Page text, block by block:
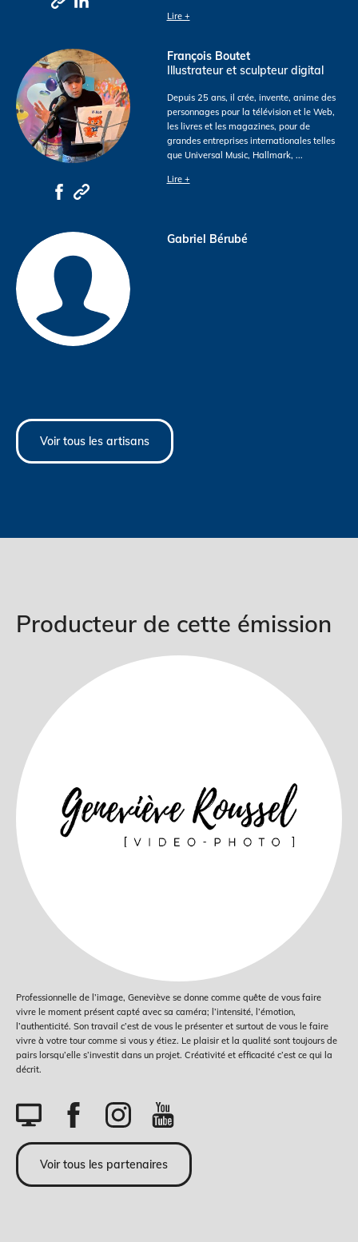
Voir tous les artisans
Lire +
François Boutet
Illustrateur et sculpteur digital
Depuis 25 ans, il crée, invente, anime des
personnages pour la télévision et le Web,
les livres et les magazines, pour de
grandes entreprises internationales telles
que Universal Music, Hallmark, ...
Lire +
Gabriel Bérubé
Producteur de cette émission
Professionnelle de l’image, Geneviève se donne comme quête de vous faire
vivre le moment présent capté avec sa caméra; l’intensité, l’émotion,
l’authenticité. Son travail c’est de vous le présenter et surtout de vous le faire
vivre à votre tour comme si vous y étiez. Le plaisir et la qualité sont toujours de
pairs lorsqu’elle s’investit dans un projet. Créativité et efficacité c’est ce qui la
décrit.
Voir tous les partenaires